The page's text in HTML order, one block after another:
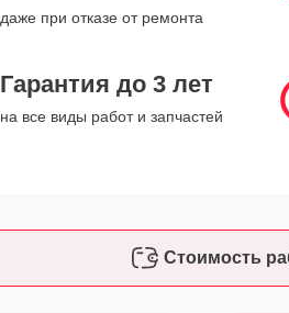
даже при отказе от ремонта
Гарантия до 3 лет
на все виды работ и запчастей
Стоимость